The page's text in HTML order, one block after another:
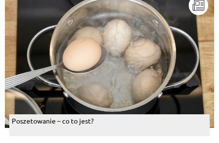
Poszetowanie – co to jest?